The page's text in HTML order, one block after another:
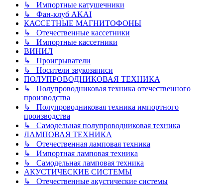
↳ Импортные катушечники
↳ Фан-клуб AKAI
КАССЕТНЫЕ МАГНИТОФОНЫ
↳ Отечественные кассетники
↳ Импортные кассетники
ВИНИЛ
↳ Проигрыватели
↳ Носители звукозаписи
ПОЛУПРОВОДНИКОВАЯ ТЕХНИКА
↳ Полупроводниковая техника отечественного
производства
↳ Полупроводниковая техника импортного
производства
↳ Самодельная полупроводниковая техника
ЛАМПОВАЯ ТЕХНИКА
↳ Отечественная ламповая техника
↳ Импортная ламповая техника
↳ Самодельная ламповая техника
АКУСТИЧЕСКИЕ СИСТЕМЫ
↳ Отечественные акустические системы